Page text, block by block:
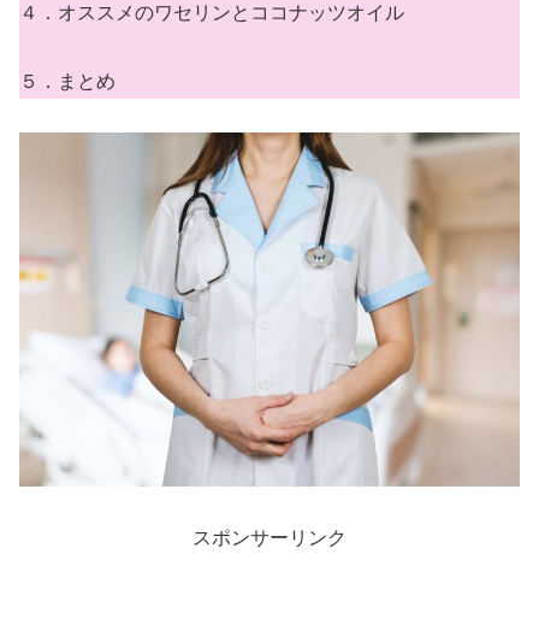
４．オススメのワセリンとココナッツオイル
５．まとめ
スポンサーリンク